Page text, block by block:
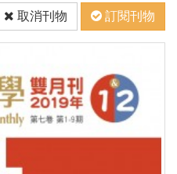
取消刊物 訂閱刊物